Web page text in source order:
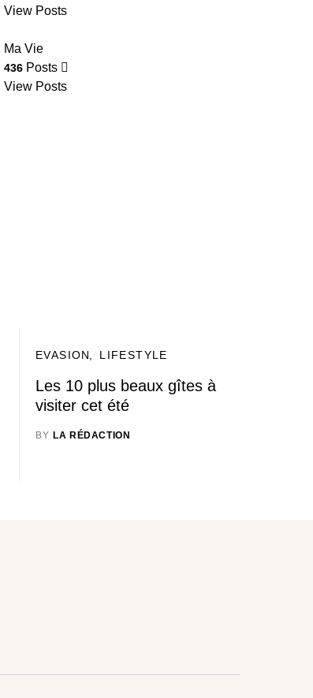
View Posts
Ma Vie
436 Posts
View Posts
EVASION LIFESTYLE
Les 10 plus beaux gîtes à
visiter cet été
BY LA RÉDACTION